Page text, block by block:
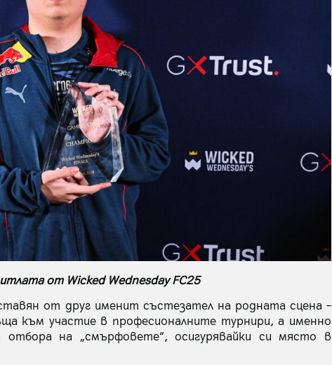
от Wicked Wednesday FC25
от друг именит състезател на родната сцена –
към участие в професионалните турнири, а именно
на „смърфовете“, осигурявайки си място в